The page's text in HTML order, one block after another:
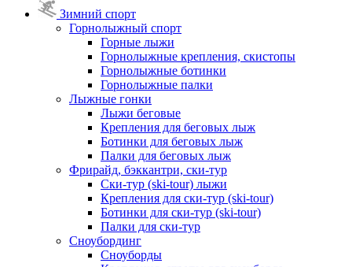
Зимний спорт
Горнолыжный спорт
Горные лыжи
Горнолыжные крепления, скистопы
Горнолыжные ботинки
Горнолыжные палки
Лыжные гонки
Лыжи беговые
Крепления для беговых лыж
Ботинки для беговых лыж
Палки для беговых лыж
Фрирайд, бэккантри, ски-тур
Ски-тур (ski-tour) лыжи
Крепления для ски-тур (ski-tour)
Ботинки для ски-тур (ski-tour)
Палки для ски-тур
Сноубординг
Сноуборды